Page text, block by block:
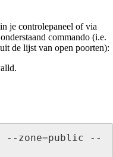
je controlepaneel of via
commando (i.e.
de lijst van open poorten):
--zone=public --